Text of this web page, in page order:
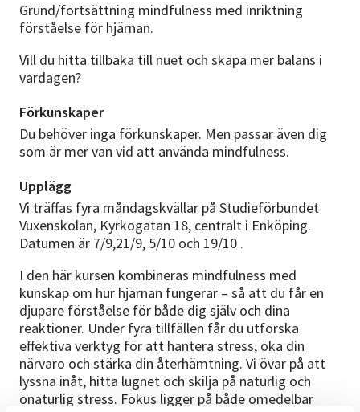
Grund/fortsättning mindfulness med inriktning
förståelse för hjärnan.
Vill du hitta tillbaka till nuet och skapa mer balans i
vardagen?
Förkunskaper
Du behöver inga förkunskaper. Men passar även dig
som är mer van vid att använda mindfulness.
Upplägg
Vi träffas fyra måndagskvällar på Studieförbundet
Vuxenskolan, Kyrkogatan 18, centralt i Enköping.
Datumen är 7/9,21/9, 5/10 och 19/10 .
I den här kursen kombineras mindfulness med
kunskap om hur hjärnan fungerar – så att du får en
djupare förståelse för både dig själv och dina
reaktioner. Under fyra tillfällen får du utforska
effektiva verktyg för att hantera stress, öka din
närvaro och stärka din återhämtning. Vi övar på att
lyssna inåt, hitta lugnet och skilja på naturlig och
onaturlig stress. Fokus ligger på både omedelbar